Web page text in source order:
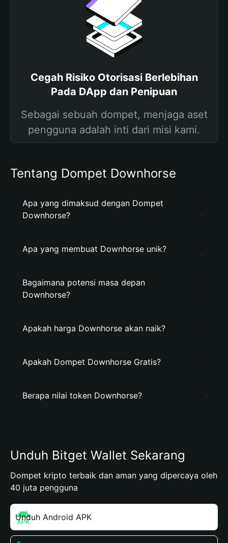
Cegah Risiko Otorisasi Berlebihan
Pada DApp dan Penipuan
Sebagai sebuah dompet, menjaga aset
pengguna adalah inti dari misi kami.
Tentang Dompet Downhorse
Apa yang dimaksud dengan Dompet
Downhorse?
Apa yang membuat Downhorse unik?
Bagaimana potensi masa depan
Downhorse?
Apakah harga Downhorse akan naik?
Apakah Dompet Downhorse Gratis?
Berapa nilai token Downhorse?
Unduh Bitget Wallet Sekarang
Dompet kripto terbaik dan aman yang dipercaya oleh
40 juta pengguna
Unduh Android APK